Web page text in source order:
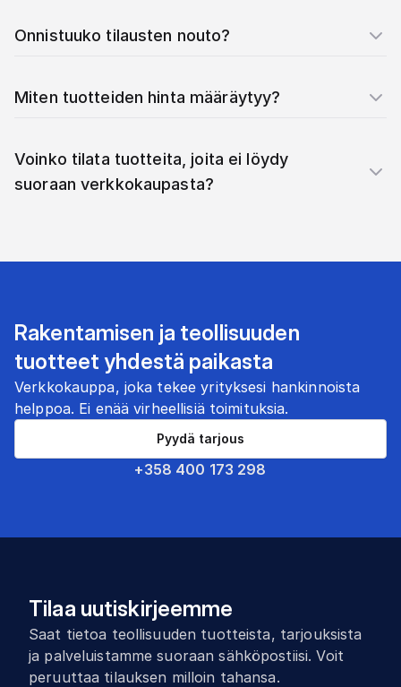
Onnistuuko tilausten nouto?
Miten tuotteiden hinta määräytyy?
Voinko tilata tuotteita, joita ei löydy
suoraan verkkokaupasta?
Rakentamisen ja teollisuuden
tuotteet yhdestä paikasta
Verkkokauppa, joka tekee yrityksesi hankinnoista
helppoa. Ei enää virheellisiä toimituksia.
+358 400 173 298
Pyydä tarjous
Tilaa uutiskirjeemme
Saat tietoa teollisuuden tuotteista, tarjouksista
ja palveluistamme suoraan sähköpostiisi. Voit
peruuttaa tilauksen milloin tahansa.